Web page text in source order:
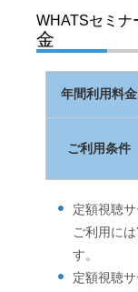
WHATSセミナ
金
年間利用料金
ご利用条件
定額視聴
ご利用に
す。
定額視聴